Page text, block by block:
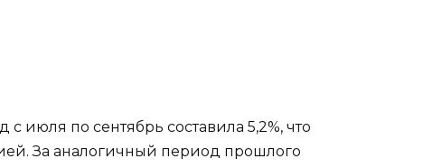
июля по сентябрь составила 5,2%, что
За аналогичный период прошлого